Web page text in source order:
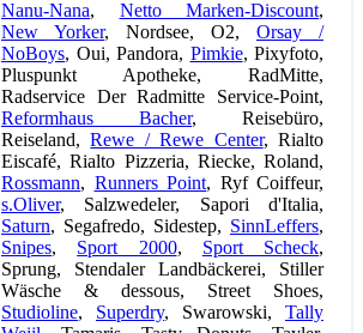
Nanu-Nana, Netto Marken-Discount,
New Yorker, Nordsee, O2, Orsay /
NoBoys, Oui, Pandora, Pimkie, Pixyfoto,
Pluspunkt Apotheke, RadMitte,
Radservice Der Radmitte Service-Point,
Reformhaus Bacher, Reisebüro,
Reiseland,Rewe / Rewe Center, Rialto
Eiscafé, Rialto Pizzeria, Riecke, Roland,
Rossmann, Runners Point, Ryf Coiffeur,
s.Oliver, Salzwedeler, Sapori d'Italia,
Saturn, Segafredo, Sidestep, SinnLeffers,
Snipes, Sport 2000, Sport Scheck,
Sprung, Stendaler Landbäckerei, Stiller
Wäsche & dessous, Street Shoes,
Studioline, Superdry, Swarowski, Tally